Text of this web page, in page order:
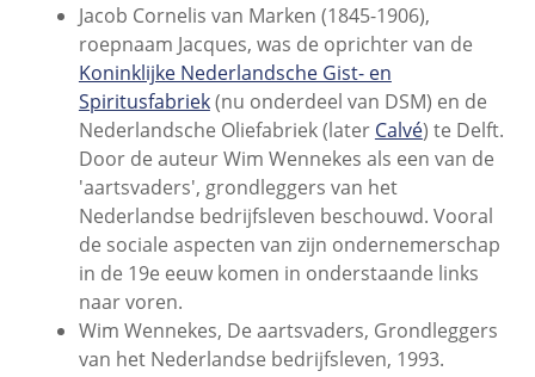
Spring
naar
het
menu
Jacob Cornelis van Marken (1845-1906),
roepnaam Jacques, was de oprichter van de
Koninklijke Nederlandsche Gist- en
Spiritusfabriek(nu onderdeel van DSM) en de
Nederlandsche Oliefabriek (later Calvé) te Delft.
Door de auteur Wim Wennekes als een van de
'aartsvaders', grondleggers van het
Nederlandse bedrijfsleven beschouwd. Vooral
de sociale aspecten van zijn ondernemerschap
in de 19e eeuw komen in onderstaande links
naar voren.
Wim Wennekes, De aartsvaders, Grondleggers
van het Nederlandse bedrijfsleven, 1993.